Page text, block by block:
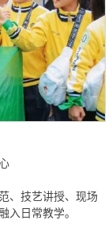
、技艺讲授、现场
入日常教学。